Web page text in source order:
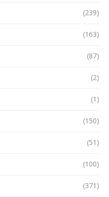
(239)
(163)
(87)
(2)
(1)
(150)
(51)
(100)
(371)